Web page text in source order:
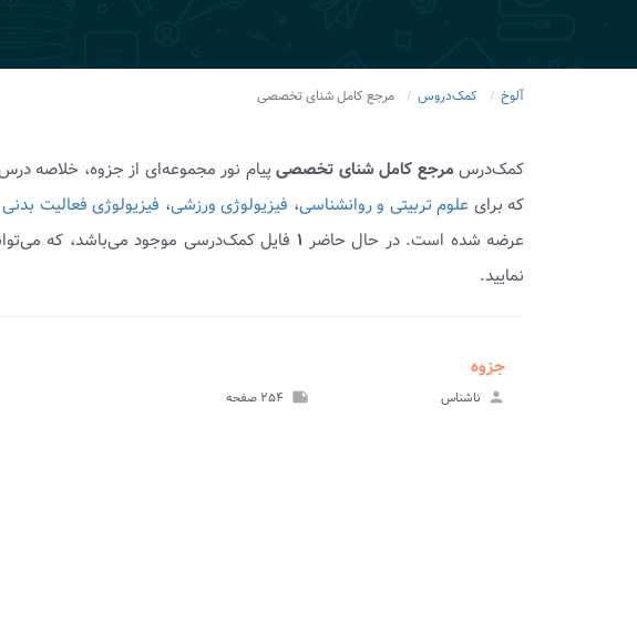
آلوخ کمک‌دروس مرجع کامل شنای تخصصی
کمک‌درسمرجع کامل شنای تخصصی پیام نور مجموعه‌ای از جزوه، خلاصه
که برای علوم تربیتی و روانشناسی، فیزیولوژی ورزشی، فیزیولوژی فعالیت
عرضه شده است. در حال حاضر ۱ فایل کمک‌درسی موجود می‌باشد، که
نمایید.
جزوه
person ناشناس note ۲۵۴ صفحه